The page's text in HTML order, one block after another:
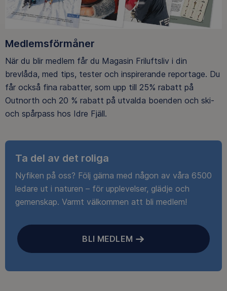
Medlemsförmåner
När du blir medlem får du Magasin Friluftsliv i din
brevlåda, med tips, tester och inspirerande reportage. Du
får också fina rabatter, som upp till 25% rabatt på
Outnorth och 20 % rabatt på utvalda boenden och ski-
och spårpass hos Idre Fjäll.
Ta del av det roliga
Nyfiken på oss? Följ gärna med någon av våra 6500
ledare ut i naturen – för upplevelser, glädje och
gemenskap. Varmt välkommen att bli medlem!
BLI MEDLEM